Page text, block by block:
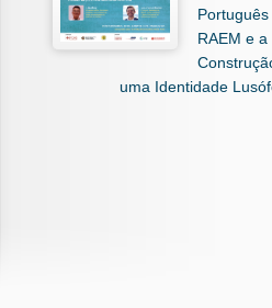
Português
RAEM e a
uma Identidade